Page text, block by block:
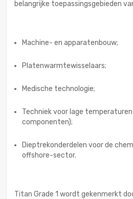
belangrijke toepassingsgebieden
Machine- en apparatenbouw;
Platenwarmtewisselaars;
Medische technologie;
Techniek voor lage
componenten);
Dieptrekonderdelen voor de
offshore-sector.
Titan Grade 1 wordt gekenmerkt